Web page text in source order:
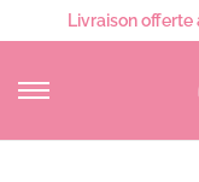
Livraison